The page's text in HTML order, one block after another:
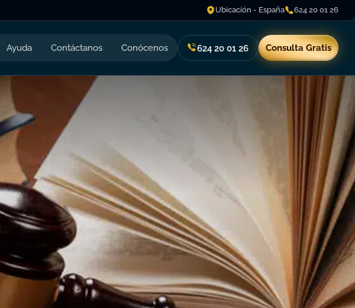
Ubicación - España 624 20 01 26
Ayuda Contáctanos Conócenos 624 20 01 26 Consulta Gratis